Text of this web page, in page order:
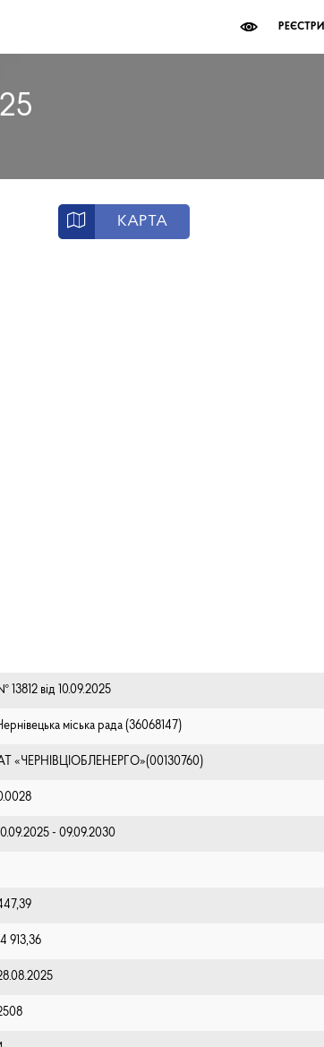
РЕЄСТРИ
КАРТА
13812 від 10.09.2025
міська рада (⁨36068147⁩)
«ЧЕРНІВЦІОБЛЕНЕРГО»(00130760)
- 09.09.2030
913,36